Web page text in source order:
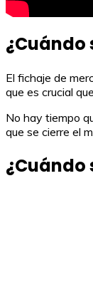
¿Cuándo
El fichaje de
que es crucial
No hay tiempo
que se cierre el
¿Cuándo